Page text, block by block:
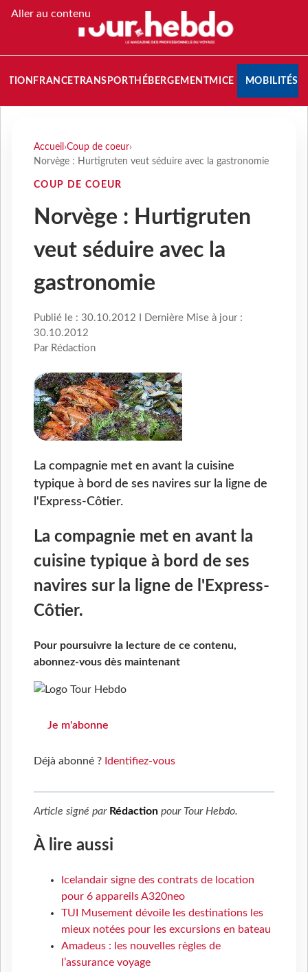
Aller au contenu
FRANCETRANSPORT HÉBERGEMENTMICE MOBILITÉS
Accueil ›Coup de coeur›
Norvège : Hurtigruten veut séduire avec la gastronomie
COUP DE COEUR
Norvège : Hurtigruten
veut séduire avec la
gastronomie
Publié le : 30.10.2012 I Dernière Mise à jour :
30.10.2012
Par Rédaction
La compagnie met en avant la cuisine
typique à bord de ses navires sur la ligne de
l'Express-Côtier.
La compagnie met en avant la
cuisine typique à bord de ses
navires sur la ligne de l'Express-
Côtier.
Pour poursuivre la lecture de ce contenu,
abonnez-vous dès maintenant
Je m'abonne
Déjà abonné ? Identifiez-vous
Article signé par Rédaction pour Tour Hebdo.
À lire aussi
Icelandair signe des contrats de location
pour 6 appareils A320neo
TUI Musement dévoile les destinations les
mieux notées pour les excursions en bateau
Amadeus : les nouvelles règles de
l’assurance voyage